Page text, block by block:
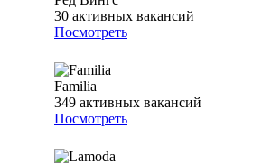
30 активных вакансий
Посмотреть
Familia
349 активных вакансий
Посмотреть